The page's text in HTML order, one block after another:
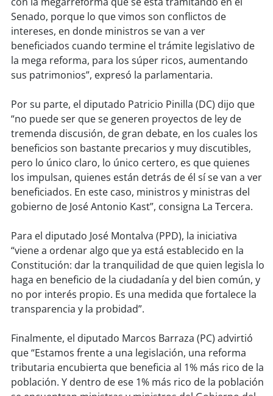
soytalcahuano
soyconcepción
soyarauco
soytemuco
soyvaldivia
soyosorno
soy puertomontt
soychiloé
Senado, porque lo que vimos son conflictos de
intereses, en donde ministros se van a ver
beneficiados cuando termine el trámite legislativo de
la mega reforma, para los súper ricos, aumentando
sus patrimonios”, expresó la parlamentaria.
Por su parte, el diputado Patricio Pinilla (DC) dijo que
“no puede ser que se generen proyectos de ley de
tremenda discusión, de gran debate, en los cuales los
beneficios son bastante precarios y muy discutibles,
pero lo único claro, lo único certero, es que quienes
los impulsan, quienes están detrás de él sí se van a ver
beneficiados. En este caso, ministros y ministras del
gobierno de José Antonio Kast”, consigna La Tercera.
Para el diputado José Montalva (PPD), la iniciativa
“viene a ordenar algo que ya está establecido en la
Constitución: dar la tranquilidad de que quien legisla lo
haga en beneficio de la ciudadanía y del bien común, y
no por interés propio. Es una medida que fortalece la
transparencia y la probidad”.
Finalmente, el diputado Marcos Barraza (PC) advirtió
que “Estamos frente a una legislación, una reforma
tributaria encubierta que beneficia al 1% más rico de la
población. Y dentro de ese 1% más rico de la población